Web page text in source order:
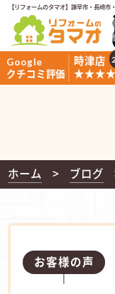
【リフォームのタマオ】諫早市・長崎
Google
クチコミ評価
時津店
ホーム ブログ
お客様の声